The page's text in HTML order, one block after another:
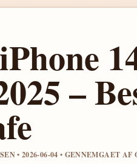
–
• 2026-06-04 • GENNEMGAET